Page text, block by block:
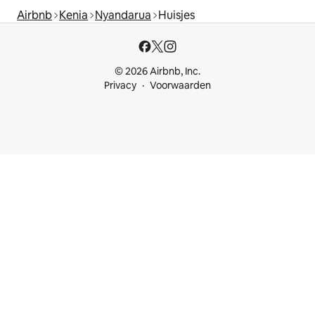
Airbnb Kenia Nyandarua Huisjes
© 2026 Airbnb, Inc.
Privacy
Voorwaarden